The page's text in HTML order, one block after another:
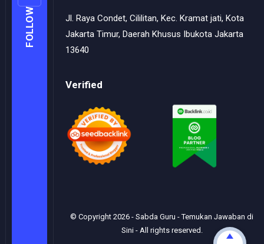
FOLLOW
Jl. Raya Condet, Cililitan, Kec. Kramat jati, Kota
Jakarta Timur, Daerah Khusus Ibukota Jakarta
13640
Verified
© Copyright2026 -Sabda Guru - Temukan Jawaban di
Sini- All rights reserved.